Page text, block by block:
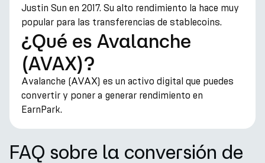
Justin Sun en 2017. Su alto rendimiento la hace muy
popular para las transferencias de stablecoins.
¿Qué es Avalanche
(AVAX)?
Avalanche (AVAX) es un activo digital que puedes
convertir y poner a generar rendimiento en
EarnPark.
FAQ sobre la conversión de